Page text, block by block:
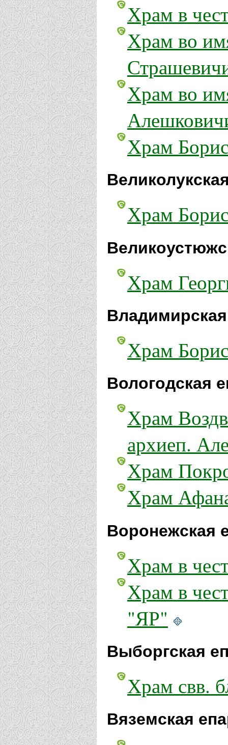
Храм в
Храм во
Храм во
Храм
Храм
Храм
Храм
Вологодская
Храм
архиеп.
Храм
Храм
Воронежская
Храм в
Храм в
"ЯР"
Выборгская
Храм свв.
Вяземская